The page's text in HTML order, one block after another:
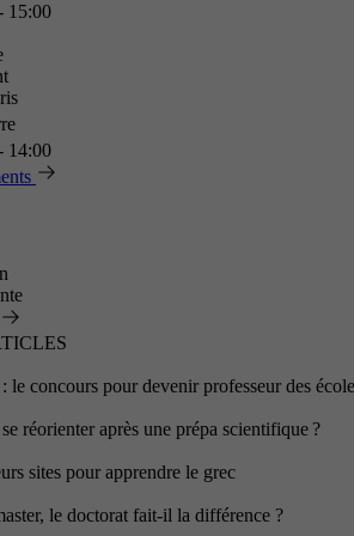
15:00
14:00
le concours pour devenir professeur des
réorienter après une prépa scientifique ?
sites pour apprendre le grec
le doctorat fait-il la différence ?